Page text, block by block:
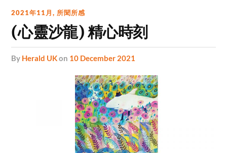
2021年11月, 所聞所感
(心靈沙龍) 精心時刻
by Herald UKon 10 December 2021